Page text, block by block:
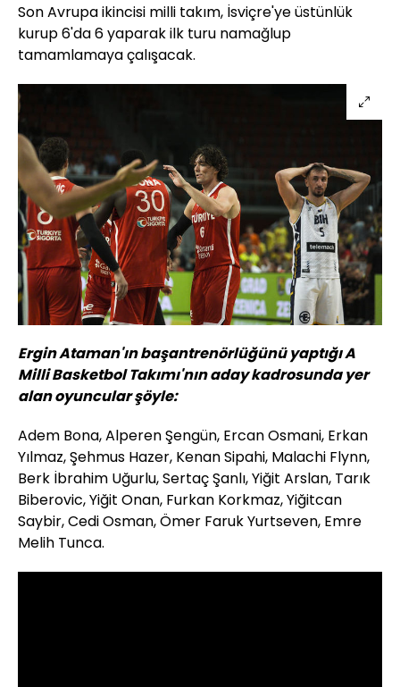
Son Avrupa ikincisi milli takım, İsviçre'ye üstünlük
kurup 6'da 6 yaparak ilk turu namağlup
tamamlamaya çalışacak.
Ergin Ataman'ın başantrenörlüğünü yaptığı A
Milli Basketbol Takımı'nın aday kadrosunda yer
alan oyuncular şöyle:
Adem Bona, Alperen Şengün, Ercan Osmani, Erkan
Yılmaz, Şehmus Hazer, Kenan Sipahi, Malachi Flynn,
Berk İbrahim Uğurlu, Sertaç Şanlı, Yiğit Arslan, Tarık
Biberovic, Yiğit Onan, Furkan Korkmaz, Yiğitcan
Saybir, Cedi Osman, Ömer Faruk Yurtseven, Emre
Melih Tunca.